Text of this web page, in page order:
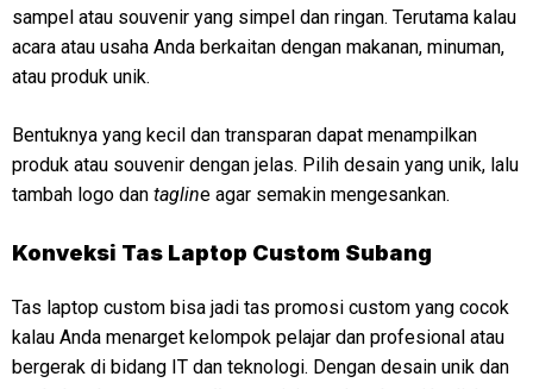
sampel atau souvenir yang simpel dan ringan. Terutama kalau
acara atau usaha Anda berkaitan dengan makanan, minuman,
atau produk unik.
Bentuknya yang kecil dan transparan dapat menampilkan
produk atau souvenir dengan jelas. Pilih desain yang unik, lalu
tambah logo dan tagline agar semakin mengesankan.
Konveksi Tas Laptop Custom Subang
Tas laptop custom bisa jadi tas promosi custom yang cocok
kalau Anda menarget kelompok pelajar dan profesional atau
bergerak di bidang IT dan teknologi. Dengan desain unik dan